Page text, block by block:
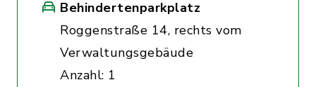
Behindertenparkplatz
Roggenstraße 14, rechts vom
Verwaltungsgebäude
Anzahl: 1